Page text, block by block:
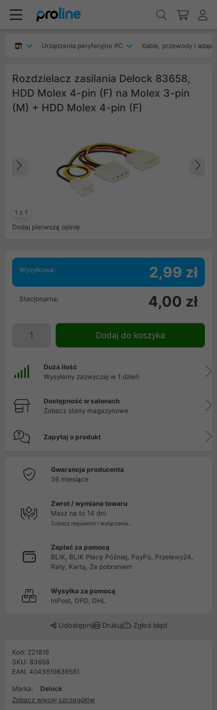
Urządzenia peryferyjne PC Kable, przewody i
Rozdzielacz zasilania Delock 83658,
HDD Molex 4-pin (F) na Molex 3-pin
(M) + HDD Molex 4-pin (F)
1 z 1
Poprzedni
Dodaj pierwszą opinię
Wysyłkowa: 2,99 zł
Stacjonarna: 4,00 zł
Dodaj do koszyka
Duża ilość
Wysyłamy zazwyczaj w 1 dzień
Dostępność w salonach
Zobacz stany magazynowe
Zapytaj o produkt
Gwarancja producenta
36 miesiące
Zwrot / wymiana towaru
Masz na to 14 dni.
Zobacz regulamin i wyłączenia...
Zapłać za pomocą
BLIK, BLIK Płacę Później, PayPo, Przelewy24,
Raty, Kartą, Za pobraniem
Wysyłka za pomocą
InPost, DPD, DHL
Udostępnij Drukuj Zgłoś błąd
Kod: Z21816
SKU: 83658
EAN: 4043619836581
Marka:
Delock
Zobacz więcej szczegółów